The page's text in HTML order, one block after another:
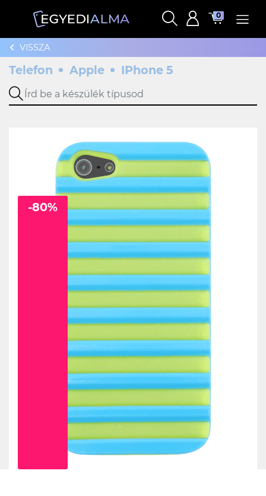
0
VISSZA
Telefon Apple IPhone 5
-80%